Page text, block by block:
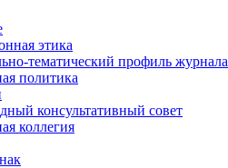
этика
тематический профиль журнала
политика
консультативный совет
коллегия